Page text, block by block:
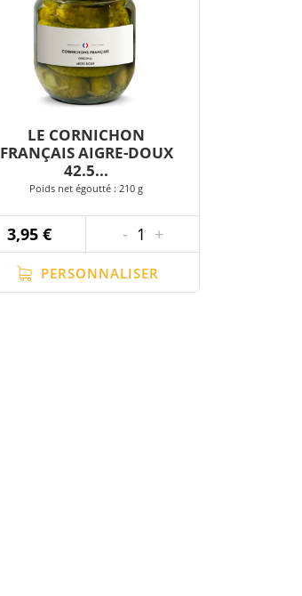
LE CORNICHON
FRANÇAIS AIGRE-DOUX
42.5...
Poids net égoutté : 210 g
3,95 € - 1 +
PERSONNALISER